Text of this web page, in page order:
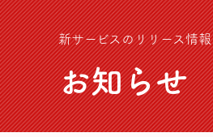
新サービスのリリース情
お知らせ